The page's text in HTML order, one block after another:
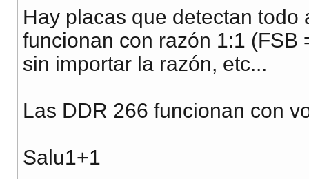
Hay placas que detectan
funcionan con razón 1:1
sin importar la razón, etc...
Las DDR 266 funcionan con
Salu1+1